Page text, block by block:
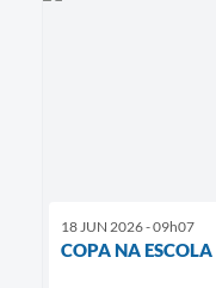
18 JUN 2026 - 09h07
COPA NA ESCOLA